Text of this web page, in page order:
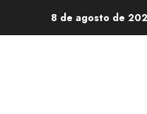
8 de agosto de